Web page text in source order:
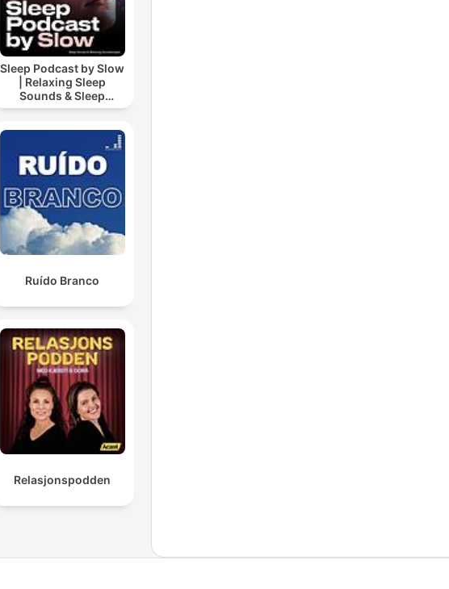
Sleep Podcast by Slow
| Relaxing Sleep
Sounds & Sleep
Stories | Nature Sound
Ruído Branco
Relasjonspodden